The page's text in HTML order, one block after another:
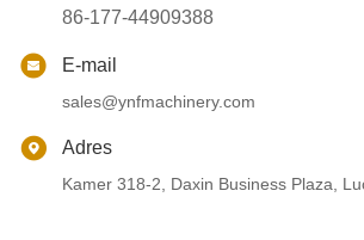
86-177-44909388
E-mail
sales@ynfmachinery.com
Adres
Kamer 318-2, Daxin Business Plaza,